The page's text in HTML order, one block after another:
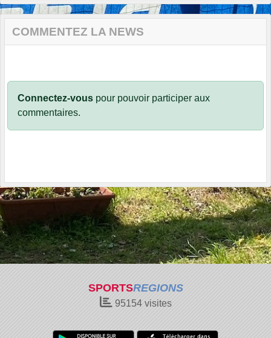
COMMENTEZ LA NEWS
Connectez-vous pour pouvoir participer aux
commentaires.
SPORTSREGIONS
95154visites